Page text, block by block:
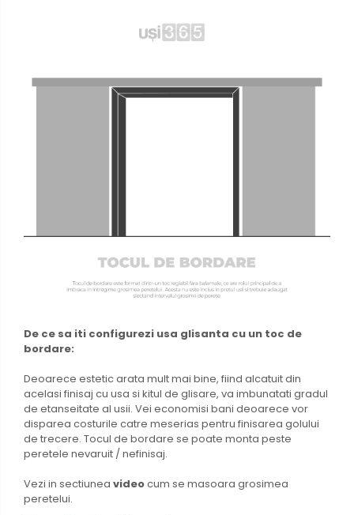
De ce sa iti configurezi usa glisanta cu un toc de
bordare:
Deoarece estetic arata mult mai bine, fiind alcatuit din
acelasi finisaj cu usa si kitul de glisare, va imbunatati gradul
de etanseitate al usii. Vei economisi bani deoarece vor
disparea costurile catre meserias pentru finisarea golului
de trecere. Tocul de bordare se poate monta peste
peretele nevaruit / nefinisaj.
Vezi in sectiunea videocum se masoara grosimea
peretelui.